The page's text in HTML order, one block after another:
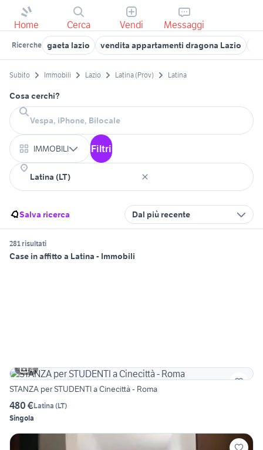
Home Cerca Vendi Messaggi
Ricerche gaeta lazio vendita appartamenti dragona Lazio
Subito Immobili Lazio Latina (Prov) Latina
Cosa cerchi?
IMMOBILI Filtri
Salva ricerca Dal più recente
281 risultati
Case in affitto a Latina - Immobili
4
STANZA per STUDENTI a Cinecittà - Roma
480 €Latina (LT)
Singola